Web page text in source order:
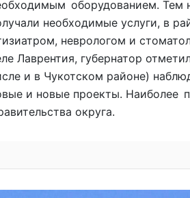
оборудованием. Тем
необходимые услуги, в
неврологом и
Лаврентия, губернатор
и в Чукотском районе)
и новые проекты. Наиболее
округа.